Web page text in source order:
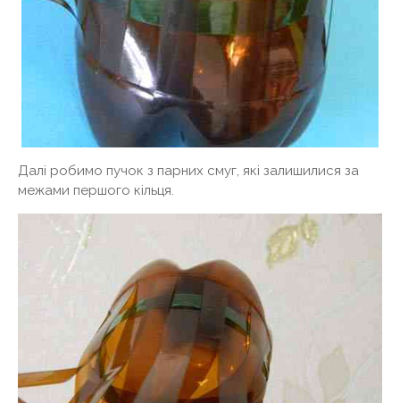
Далі робимо пучок з парних смуг, які залишилися за
межами першого кільця.